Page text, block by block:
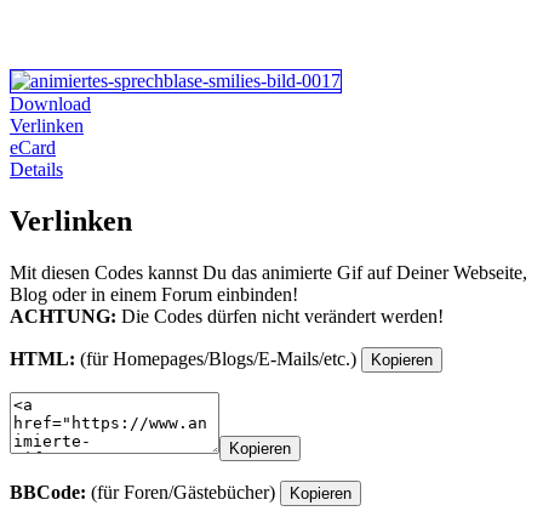
Download
Verlinken
eCard
Details
Verlinken
Mit diesen Codes kannst Du das animierte Gif auf Deiner Webseite,
Blog oder in einem Forum einbinden!
ACHTUNG: Die Codes dürfen nicht verändert werden!
HTML: (für Homepages/Blogs/E-Mails/etc.) Kopieren
Kopieren
BBCode: (für Foren/Gästebücher) Kopieren